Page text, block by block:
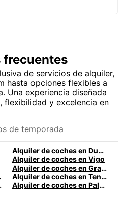
frecuentes
de servicios de alquiler,
hasta opciones flexibles a
Una experiencia diseñada
flexibilidad y excelencia en
de temporada
Alquiler de coches en Dublín
Alquiler de coches en Vigo
Alquiler de coches en Granada
Alquiler de coches en Tenerife
Alquiler de coches en Palermo